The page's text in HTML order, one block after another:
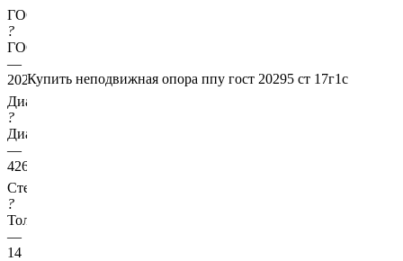
Купить неподвижная опора ппу гост 20295 ст 17г1с
ГОСТ несущей трубы
?
ГОСТ основной трубы
—
20295
Диаметр трубы, мм
?
Диаметр основной трубы
—
426
Стенка трубы, мм
?
Толщина стенки несущей трубы
—
14